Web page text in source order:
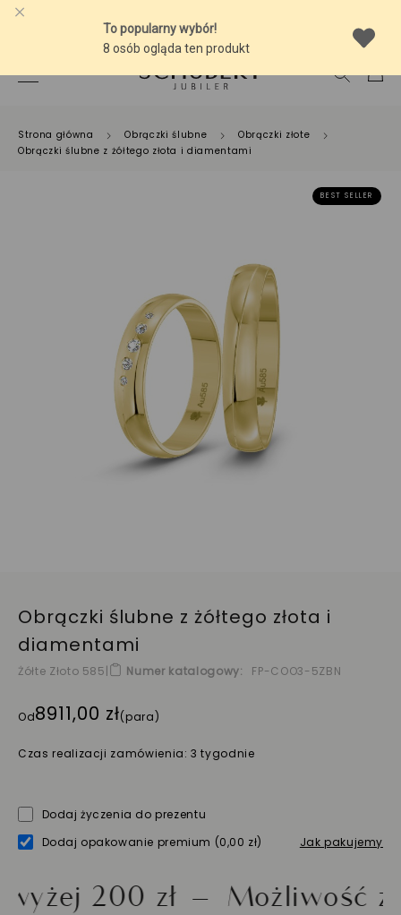
Strona główna Obrączki ślubne
Obrączki złote
Obrączki ślubne z żółtego złota i diamentami
BEST SELLER
Obrączki ślubne z żółtego złota i
diamentami
Żółte Złoto 585| Numer katalogowy FP-COO3-5ZBN
Od8911,00 zł(para)
Czas realizacji zamówienia: 3 tygodnie
Dodaj życzenia do prezentu
Dodaj opakowanie premium (0,00 zł) Jak pakujemy
200 zł Możliwość